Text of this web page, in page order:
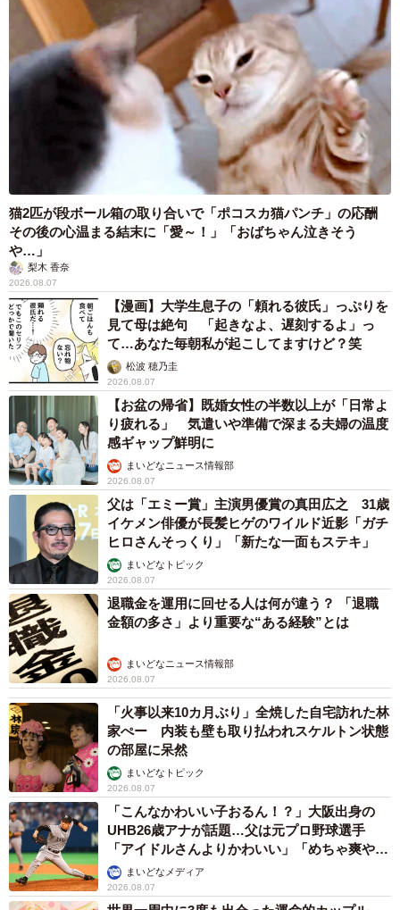
位、「自分のペースで進められる（18.6%）」が4位、「自
身の課題や改善点を理解している（16.0%）」が5位となり
ました。
婚活をやめた独身者の「婚活をやめた要因」※提供画像
一方、婚活をやめた独身者に「婚活をやめた理由」につい
て聞いたところ、「結婚への意欲そのものが下がったから
（29.3%）」が1位でした。次いで「良い相手に出会える希
望がなくなった（28.3%）」が2位、「心身の疲労
（27.0%）」が3位、「自分が何を求めているのかわからな
くなった（23.7%）」が4位となり、結婚意欲そのものの低
下に加え、心身状況や自己理解に関わる理由が多く挙げら
れました。
【出典】
「婚活と心身に関する実態調査2026（ナコード総研調
べ）」 https://note.com/nacodo_souken/n/nbb7b402474bb
猫2匹が段ボール箱の取り合いで「ポコスカ猫パンチ」の応酬
その後の心温まる結末に「愛～！」「おばちゃん泣きそう
や…」
梨木 香奈
2026.08.07
【漫画】大学生息子の「頼れる彼氏」っぷりを
見て母は絶句 「起きなよ、遅刻するよ」っ
て…あなた毎朝私が起こしてますけど？笑
松波 穂乃圭
2026.08.07
【お盆の帰省】既婚女性の半数以上が「日常よ
り疲れる」 気遣いや準備で深まる夫婦の温度
感ギャップ鮮明に
まいどなニュース情報部
2026.08.07
父は「エミー賞」主演男優賞の真田広之 31歳
イケメン俳優が長髪ヒゲのワイルド近影「ガチ
ヒロさんそっくり」「新たな一面もステキ」
まいどなトピック
2026.08.07
退職金を運用に回せる人は何が違う？ 「退職
金額の多さ」より重要な“ある経験”とは
まいどなニュース情報部
2026.08.07
「火事以来10カ月ぶり」全焼した自宅訪れた林
家ぺー 内装も壁も取り払われスケルトン状態
の部屋に呆然
まいどなトピック
2026.08.07
「こんなかわいい子おるん！？」大阪出身の
UHB26歳アナが話題…父は元プロ野球選手
「アイドルさんよりかわいい」「めちゃ爽や
か」まいどなメディア
2026.08.07